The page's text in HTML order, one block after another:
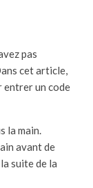
pas
cet article,
entrer un code
la main.
avant de
suite de la